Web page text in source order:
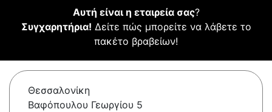
Αυτή είναι η εταιρεία σας?
Συγχαρητήρια! Δείτε πώς μπορείτε να λάβετε το
πακέτο βραβείων!
Θεσσαλονίκη
Βαφόπουλου Γεωργίου 5